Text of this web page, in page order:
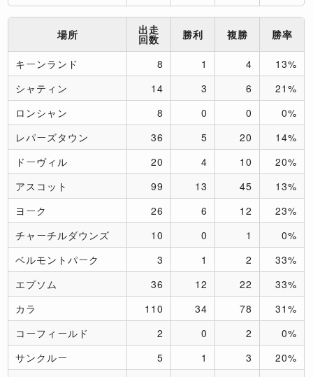
場所 出走
回数 勝利 複勝 勝率
キーンランド 8 1 4
13%
シャティン
14 3 6
21%
ロンシャン
8 0 0
0%
レパーズタウン
36 5 20
14%
ドーヴィル
20 4 10
20%
アスコット
99 13 45
13%
ヨーク
26 6 12
23%
チャーチルダウンズ
10 0 1
0%
ベルモントパーク
3 1 2
33%
エプソム
36 12 22
33%
カラ
110 34 78
31%
コーフィールド
2 0 2
0%
サンクルー
5 1 3
20%